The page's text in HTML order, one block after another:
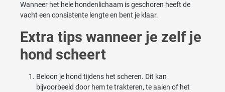
Wanneer het hele hondenlichaam is geschoren heeft de
vacht een consistente lengte en bent je klaar.
Extra tips wanneer je zelf je
hond scheert
Beloon je hond tijdens het scheren. Dit kan
bijvoorbeeld door hem te trakteren, te aaien of het